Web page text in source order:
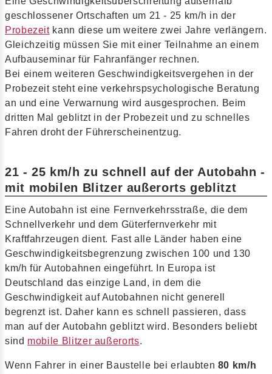
geschlossener Ortschaften um 21 - 25 km/h in der
Probezeitkann diese um weitere zwei Jahre verlängern.
Gleichzeitig müssen Sie mit einer Teilnahme an einem
Aufbauseminar für Fahranfänger rechnen.
Bei einem weiteren Geschwindigkeitsvergehen in der
Probezeit steht eine verkehrspsychologische Beratung
an und eine Verwarnung wird ausgesprochen. Beim
dritten Mal geblitzt in der Probezeit und zu schnelles
Fahren droht der Führerscheinentzug.
21 - 25 km/h zu schnell auf der Autobahn -
mit mobilen Blitzer außerorts geblitzt
Eine Autobahn ist eine Fernverkehrsstraße, die dem
Schnellverkehr und dem Güterfernverkehr mit
Kraftfahrzeugen dient. Fast alle Länder haben eine
Geschwindigkeitsbegrenzung zwischen 100 und 130
km/h für Autobahnen eingeführt. In Europa ist
Deutschland das einzige Land, in dem die
Geschwindigkeit auf Autobahnen nicht generell
begrenzt ist. Daher kann es schnell passieren, dass
man auf der Autobahn geblitzt wird. Besonders beliebt
sind mobile Blitzer außerorts.
Wenn Fahrer in einer Baustelle bei erlaubten 80 km/h